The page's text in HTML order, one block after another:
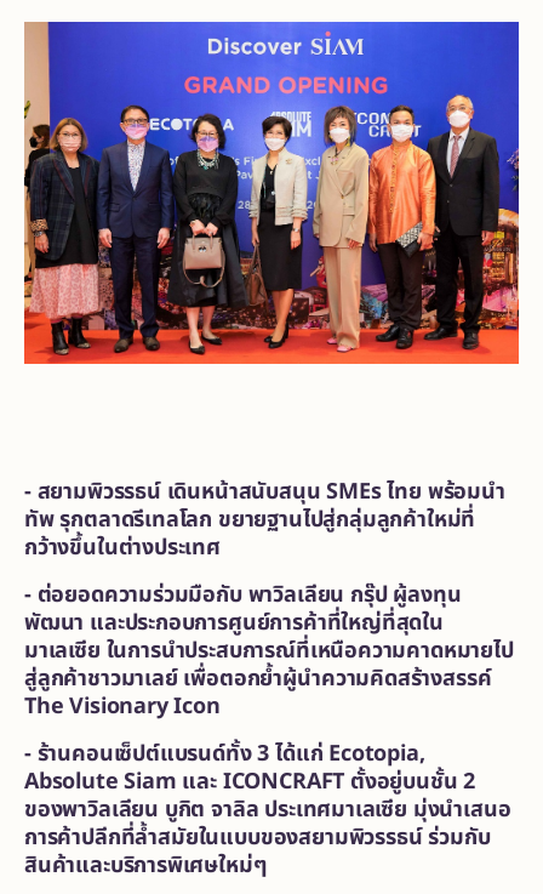
-สยามพิวรรธน์ เดินหน้าสนับสนุนSMEs ไทย พร้อมนำ
ทัพ รุกตลาดรีเทลโลก ขยายฐานไปสู่กลุ่มลูกค้าใหม่ที่
กว้างขึ้นในต่างประเทศ
- ต่อยอดความร่วมมือกับ พาวิลเลียน กรุ๊ป ผู้ลงทุน
พัฒนา และประกอบการศูนย์การค้าที่ใหญ่ที่สุดใน
มาเลเซีย ในการนำประสบการณ์ที่เหนือความคาดหมายไป
สู่ลูกค้าชาวมาเลย์ เพื่อตอกย้ำผู้นำความคิดสร้างสรรค์
The Visionary Icon
-ร้านคอนเซ็ปต์แบรนด์ทั้ง3 ได้แก่ Ecotopia,
Absolute Siam และ ICONCRAFT ตั้งอยู่บนชั้น 2
ของพาวิลเลียน บูกิต จาลิล ประเทศมาเลเซีย มุ่งนำเสนอ
การค้าปลีกที่ล้ำสมัยในแบบของสยามพิวรรธน์ ร่วมกับ
สินค้าและบริการพิเศษใหม่ๆ